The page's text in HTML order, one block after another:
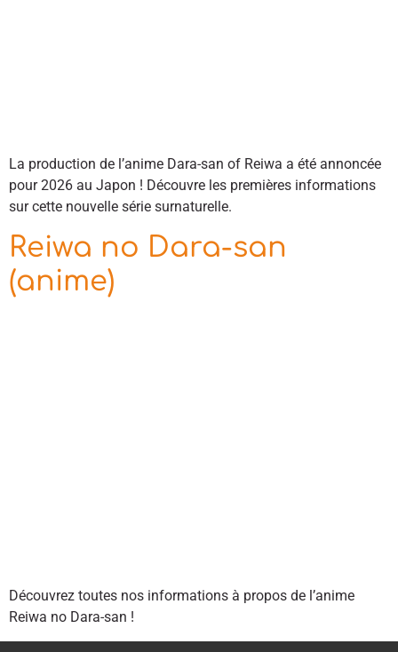
La production de l’anime Dara-san of Reiwa a été annoncée
pour 2026 au Japon ! Découvre les premières informations
sur cette nouvelle série surnaturelle.
Reiwa no Dara-san
(anime)
Découvrez toutes nos informations à propos de l’anime
Reiwa no Dara-san !